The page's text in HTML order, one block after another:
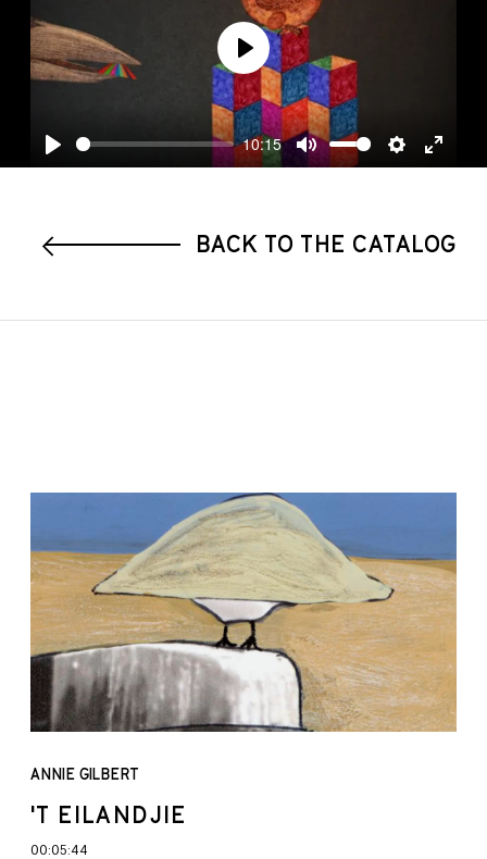
Play
10:15
Mute
SettingsEnter
Play
BACK TO THE CATALOG
ANNIE GILBERT
'T EILANDJIE
00:05:44